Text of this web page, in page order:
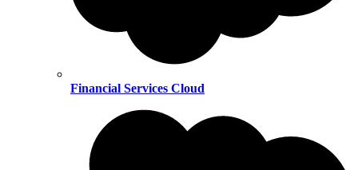
Financial Services Cloud